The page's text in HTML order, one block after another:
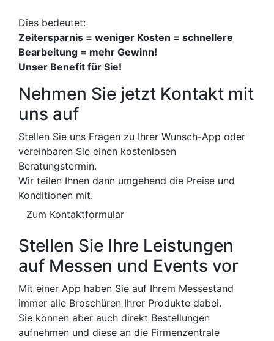
Dies bedeutet:
Zeitersparnis = weniger Kosten = schnellere
Bearbeitung = mehr Gewinn!
Unser Benefit für Sie!
Nehmen Sie jetzt Kontakt mit
uns auf
Stellen Sie uns Fragen zu Ihrer Wunsch-App oder
vereinbaren Sie einen kostenlosen
Beratungstermin.
Wir teilen Ihnen dann umgehend die Preise und
Konditionen mit.
Zum Kontaktformular
Stellen Sie Ihre Leistungen
auf Messen und Events vor
Mit einer App haben Sie auf Ihrem Messestand
immer alle Broschüren Ihrer Produkte dabei.
Sie können aber auch direkt Bestellungen
aufnehmen und diese an die Firmenzentrale